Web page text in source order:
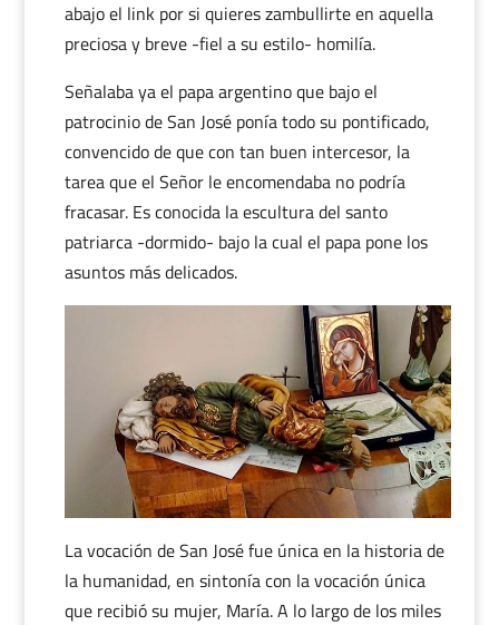
abajo el link por si quieres zambullirte en aquella
preciosa y breve -fiel a su estilo- homilía.
Señalaba ya el papa argentino que bajo el
patrocinio de San José ponía todo su pontificado,
convencido de que con tan buen intercesor, la
tarea que el Señor le encomendaba no podría
fracasar. Es conocida la escultura del santo
patriarca -dormido- bajo la cual el papa pone los
asuntos más delicados.
La vocación de San José fue única en la historia de
la humanidad, en sintonía con la vocación única
que recibió su mujer, María. A lo largo de los miles